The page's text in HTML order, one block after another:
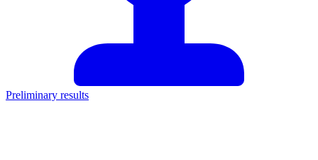
Preliminary results